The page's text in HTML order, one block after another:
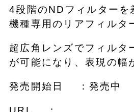
4段階のNDフィルターを
機種専用のリアフィルタ
超広角レンズでフィルタ
が可能になり、表現の幅
発売開始日 ：発売中